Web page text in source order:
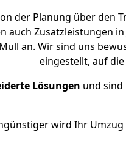
der Planung über den
auch Zusatzleistungen in
an. Wir sind uns
eingestellt, auf
Lösungen und sind
wird Ihr